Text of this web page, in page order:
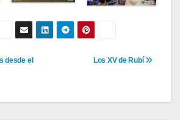
Los XV de Rubí
desde el